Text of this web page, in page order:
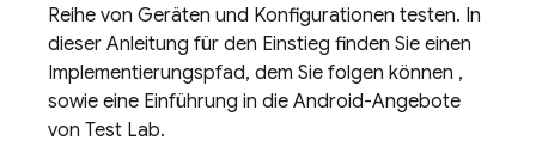
Reihe von Geräten und Konfigurationen testen. In
dieser Anleitung für den Einstieg finden Sie einen
Implementierungspfad, dem Sie folgen können ,
sowie eine Einführung in die Android-Angebote
von Test Lab.